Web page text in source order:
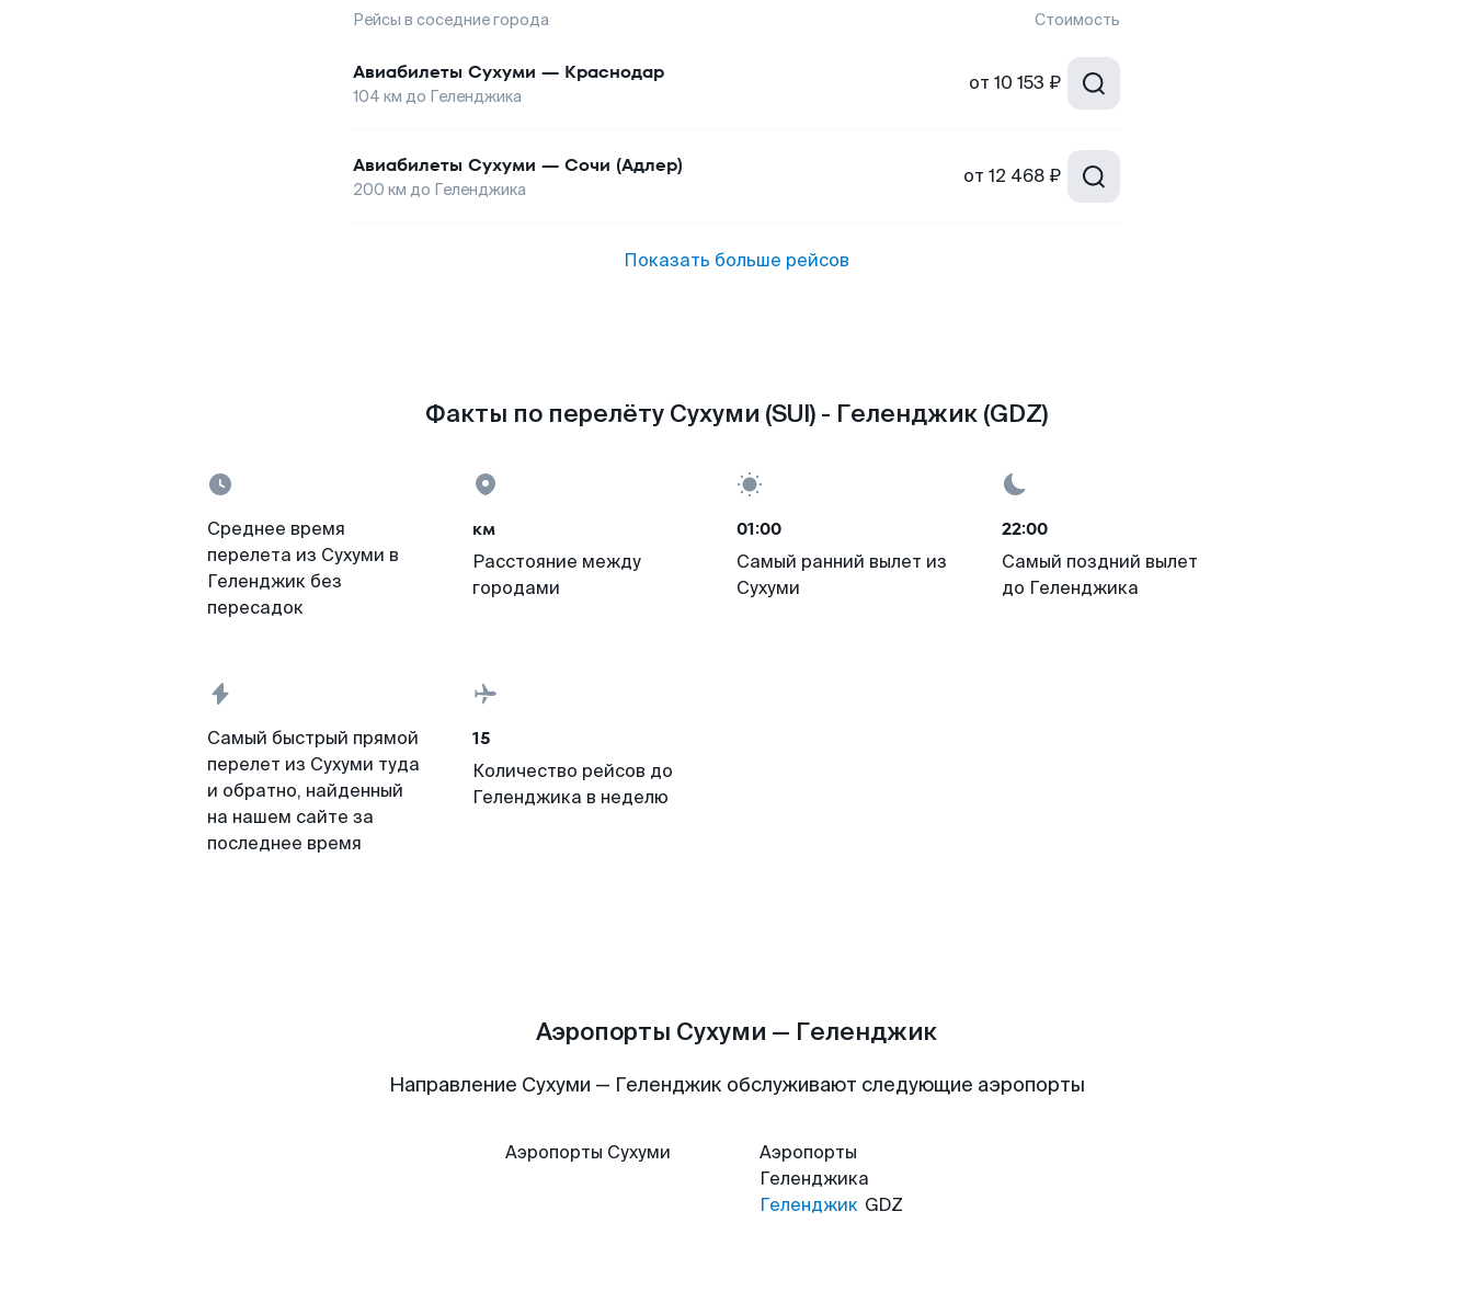
Рейсы в соседние города Стоимость
Авиабилеты Сухуми — Краснодар
104 км до Геленджика
от 10 153 ₽
Авиабилеты Сухуми — Сочи (Адлер)
200 км до Геленджика
от 12 468 ₽
Показать больше рейсов
Факты по перелёту Сухуми (SUI) - Геленджик (GDZ)
Среднее время
перелета из Сухуми в
Геленджик без
пересадок
км
Расстояние между
городами
01:00
Самый ранний вылет из
Сухуми
22:00
Самый поздний вылет
до Геленджика
Самый быстрый прямой
перелет из Сухуми туда
и обратно, найденный
на нашем сайте за
последнее время
15
Количество рейсов до
Геленджика в неделю
Аэропорты Сухуми — Геленджик
Направление Сухуми — Геленджик обслуживают следующие аэропорты
Аэропорты Сухуми
Аэропорты
Геленджика
Геленджик GDZ